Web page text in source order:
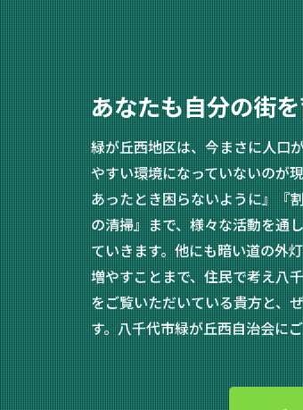
あなたも自分の街
緑が丘西地区は、今まさに人口
やすい環境になっていないのが
あったとき困らないように』『
の清掃』まで、様々な活動を通
ていきます。他にも暗い道の外
増やすことまで、住民で考え八
をご覧いただいている貴方と、
す。八千代市緑が丘西自治会に